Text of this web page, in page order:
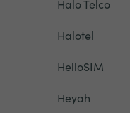
Halo Telco
Halotel
HelloSIM
Heyah